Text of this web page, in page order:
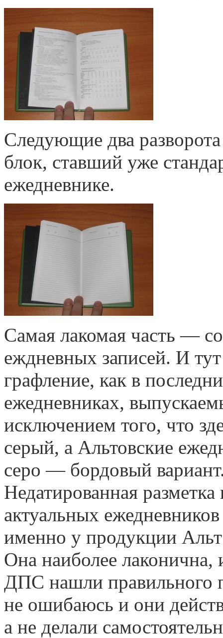
Следующие два
блок, ставший уже
ежедневнике.
Самая лакомая часть —
еждневных записей. И
графление, как в
ежедневниках,
исключением того, что
серый, а Альтовские
серо — бордовый
Недатированная
актуальных
именно у продукции
Она наиболее
ДПС нашли правильного
не ошибаюсь и они
а не делали